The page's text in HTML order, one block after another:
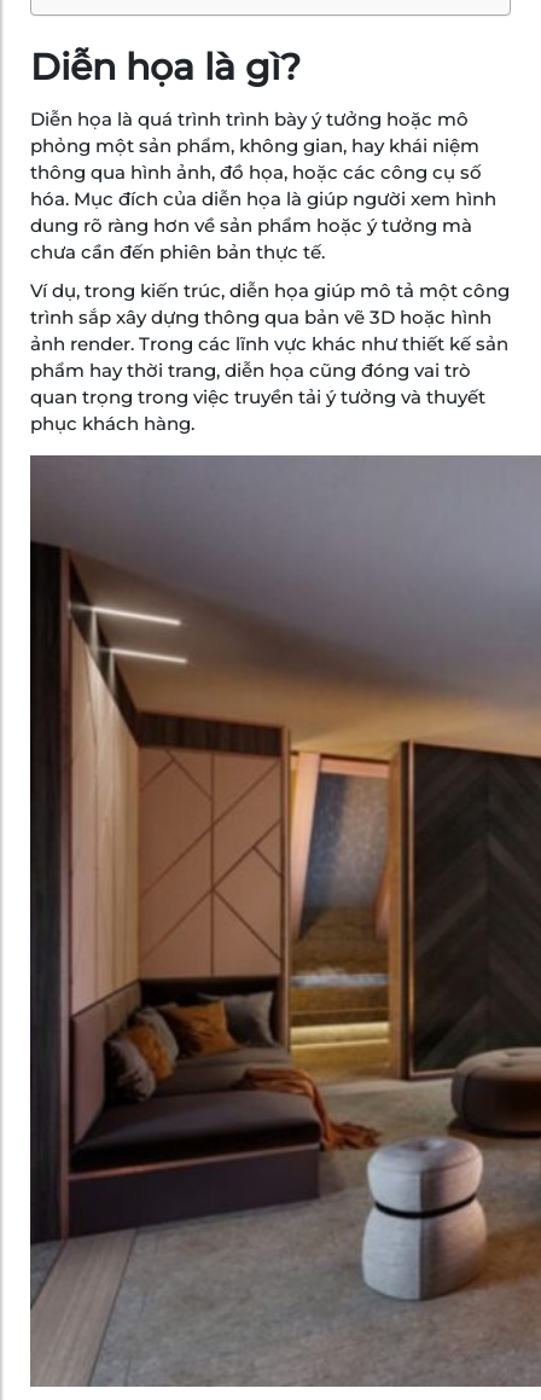
Diễn họa là gì?
Diễn họa là quá trình trình bày ý tưởng hoặc mô
phỏng một sản phẩm, không gian, hay khái niệm
thông qua hình ảnh, đồ họa, hoặc các công cụ số
hóa. Mục đích của diễn họa là giúp người xem hình
dung rõ ràng hơn về sản phẩm hoặc ý tưởng mà
chưa cần đến phiên bản thực tế.
Ví dụ, trong kiến trúc, diễn họa giúp mô tả một công
trình sắp xây dựng thông qua bản vẽ 3D hoặc hình
ảnh render. Trong các lĩnh vực khác như thiết kế sản
phẩm hay thời trang, diễn họa cũng đóng vai trò
quan trọng trong việc truyền tải ý tưởng và thuyết
phục khách hàng.